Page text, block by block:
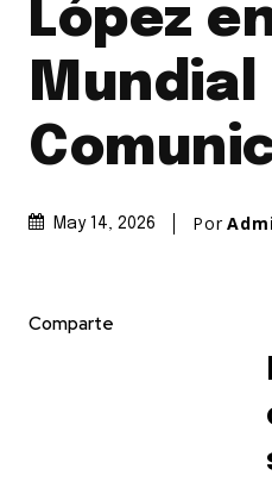
López
Mundial
May 14, 2026 Por
Comparte